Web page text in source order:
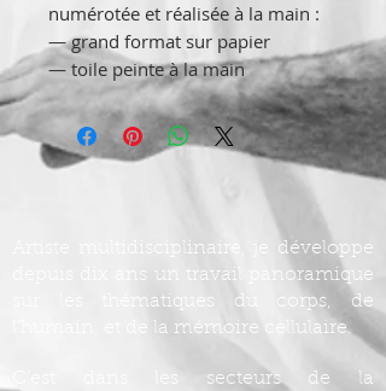
numérotée et réalisée à la main :
— grand format sur papier
— toile peinte à la main
Artiste multidisciplinaire, je développe
depuis dix ans un travail panoramique
sur les thématiques du corps, de
l’humain, et de la mémoire cellulaire.
C’est dans les secteurs de la